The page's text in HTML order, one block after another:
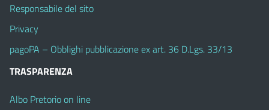
Responsabile del sito
Privacy
pagoPA – Obblighi pubblicazione ex art. 36 D.Lgs. 33/13
TRASPARENZA
Albo Pretorio on line